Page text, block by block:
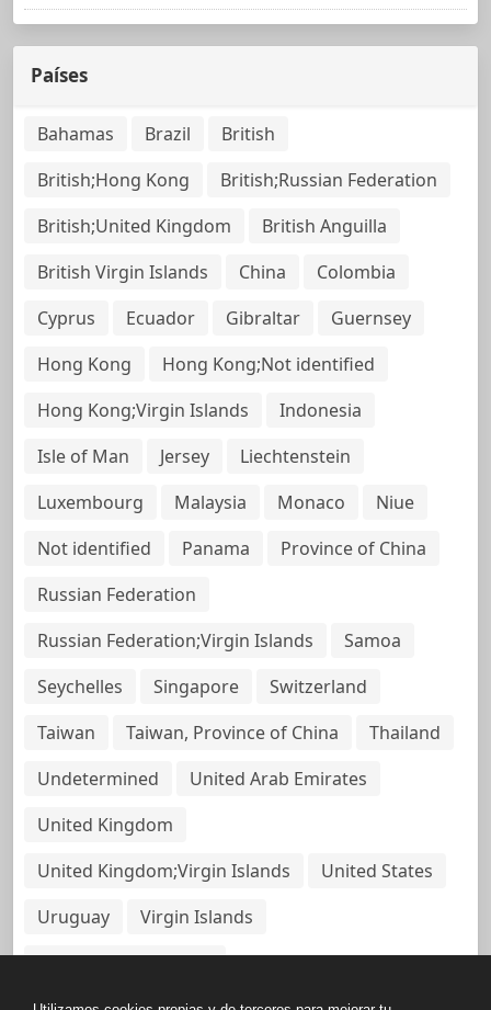
Países
Bahamas Brazil
British
British;Hong Kong
British;Russian Federation
British;United Kingdom
British Anguilla
British Virgin Islands
China
Colombia
Cyprus
Ecuador Gibraltar
Guernsey
Hong Kong
Hong Kong;Not identified
Hong Kong;Virgin Islands
Indonesia
Isle of Man
Jersey
Liechtenstein
Luxembourg
Malaysia Monaco
Niue
Not identified
Panama
Province of China
Russian Federation
Russian Federation;Virgin Islands
Samoa
Seychelles
Singapore
Switzerland
Taiwan
Taiwan, Province of China
Thailand
Undetermined
United Arab Emirates
United Kingdom
United Kingdom;Virgin Islands
United States
Uruguay
Virgin Islands
Virgin Islands, British